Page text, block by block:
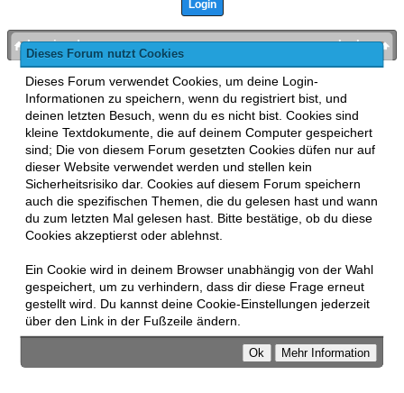
Dieses Forum nutzt Cookies
Dieses Forum verwendet Cookies, um deine Login-
Informationen zu speichern, wenn du registriert bist, und
deinen letzten Besuch, wenn du es nicht bist. Cookies sind
kleine Textdokumente, die auf deinem Computer gespeichert
sind; Die von diesem Forum gesetzten Cookies düfen nur auf
dieser Website verwendet werden und stellen kein
Sicherheitsrisiko dar. Cookies auf diesem Forum speichern
auch die spezifischen Themen, die du gelesen hast und wann
du zum letzten Mal gelesen hast. Bitte bestätige, ob du diese
Cookies akzeptierst oder ablehnst.
Ein Cookie wird in deinem Browser unabhängig von der Wahl
gespeichert, um zu verhindern, dass dir diese Frage erneut
gestellt wird. Du kannst deine Cookie-Einstellungen jederzeit
über den Link in der Fußzeile ändern.
nach oben
bronies.de
MyBB , mobile Fassung: MyBB GoMobile
Zur Desktop-Version wechseln
This forum usesLukasz TkaczMyBB addons.